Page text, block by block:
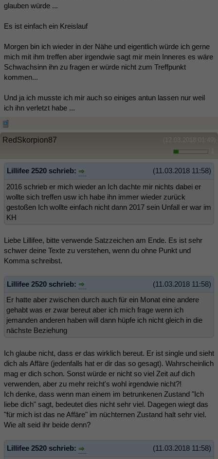
glauben würde ...
Es ist einfach ein Kreislauf
Morgen bin ich wieder in der Nähe und eigentlich würde ich gerne
mich mit ihm treffen aber irgendwie sagt mir mein Inneres es wäre
Schwachsinn ihn zu fragen er würde nicht zum Treffpunkt
kommen...
Und ja ich musste ich mir auch so einiges antun lassen nur weil
ich ihn verletzt habe ...
(12.03.2018 01:49)
RedSkorpion87
(11.03.2018 11:58)
Lillifee 2520 schrieb:
2016 schrieb er mich wieder an Ich dachte mir nichts dabei er
wollte sich treffen usw ich habe ihn immer wieder zurück
gestoßen Ich wollte einfach nicht dann 2017 sein Unfall er war im
KH
Liebe Lillifee, bitte verwende Satzzeichen am Ende. Es ist sehr
schwer deine Texte zu verstehen, wenn du ohne Punkt und
Komma schreibst.
(11.03.2018 11:58)
Lillifee 2520 schrieb:
Er hatte aber zwischen durch auch für ein Monat eine andere
gehabt was er zwar bereut aber ich mich frage wenn ich
jemanden anderen haben will dann hüpfe ich nicht gleich in die
nächste Beziehung
Ich glaube nicht, dass er das wirklich bereut. Er ist single und sieht
dich als Affäre (jedenfalls hat er dir das so gesagt). Wahrscheinlich
mag er dich schon. Sonst würde er nicht so viel Zeit auf dich
verwenden, aber zu mehr reicht's wohl irgendwie nicht?!
Ich denke, dass wenn man einem im betrunkenen Zustand "Ich
liebe dich" sagt, bedeutet dies nicht sehr viel. Dagegen wiegt das
"für mich ist das ne Affäre" im nüchternen Zustand halt sehr viel.
Wie alt seid ihr beide denn?
(11.03.2018 11:58)
Lillifee 2520 schrieb: